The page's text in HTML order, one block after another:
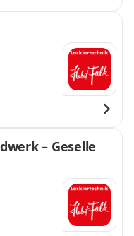
– Geselle